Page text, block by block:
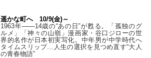
遥かな町へ 10/9(金)～
1963年――14歳の“あの日”が甦る。「孤独のグ
ルメ」「神々の山嶺」漫画家・谷口ジローの世
界的名作が日本初実写化。中年男が中学時代へ
タイムスリップ…人生の選択を見つめ直す“大人
の青春物語”